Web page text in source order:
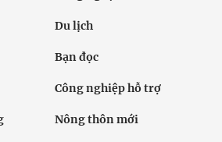
Du lịch
Bạn đọc
Công nghiệp hỗ trợ
Nông thôn mới